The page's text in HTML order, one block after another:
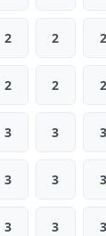
2 2 2
2 2 2
3 3 3
3 3 3
3 3 3